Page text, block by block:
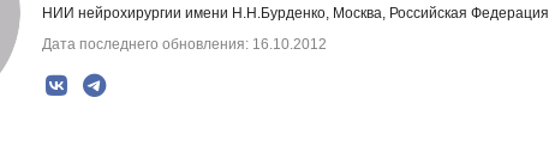
НИИ нейрохирургии имени Н.Н.Бурденко, Москва, Российская Федерация
Дата последнего обновления: 16.10.2012